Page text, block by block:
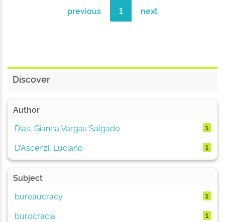
previous 1 next
Discover
Author
Dias, Gianna Vargas Salgado
1
D’Ascenzi, Luciano 1
Subject
bureaucracy
1
burocracia 1